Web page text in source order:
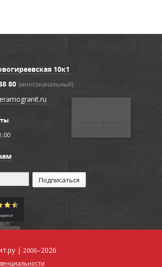
10к1
80 (многоканальный)
| 2006–2026